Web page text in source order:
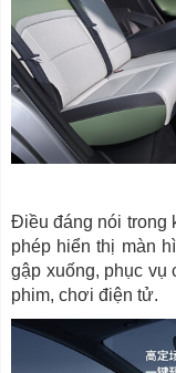
Điều đáng nói trong
phép hiển thị màn
gập xuống, phục vụ
phim, chơi điện tử.